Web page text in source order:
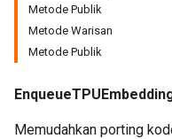
Metode Publik
Metode Warisan
Metode Publik
Memudahkan porting